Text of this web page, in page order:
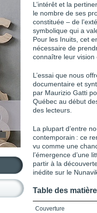
L’intérêt et la
le nombre de ses
constituée – de
symbolique qui a
Pour les Inuits, cet
nécessaire de
connaître leur vision
L’essai que nous
documentaire et
par Maurizio Gatti
Québec au début
des lecteurs.
La plupart d’entre
contemporain : ce
vu comme une
l’émergence d’une
partir à la
inédite sur le
Table des
Couverture